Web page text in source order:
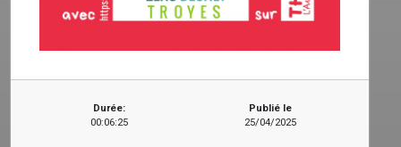
Durée:
00:06:25
Publié le
25/04/2025